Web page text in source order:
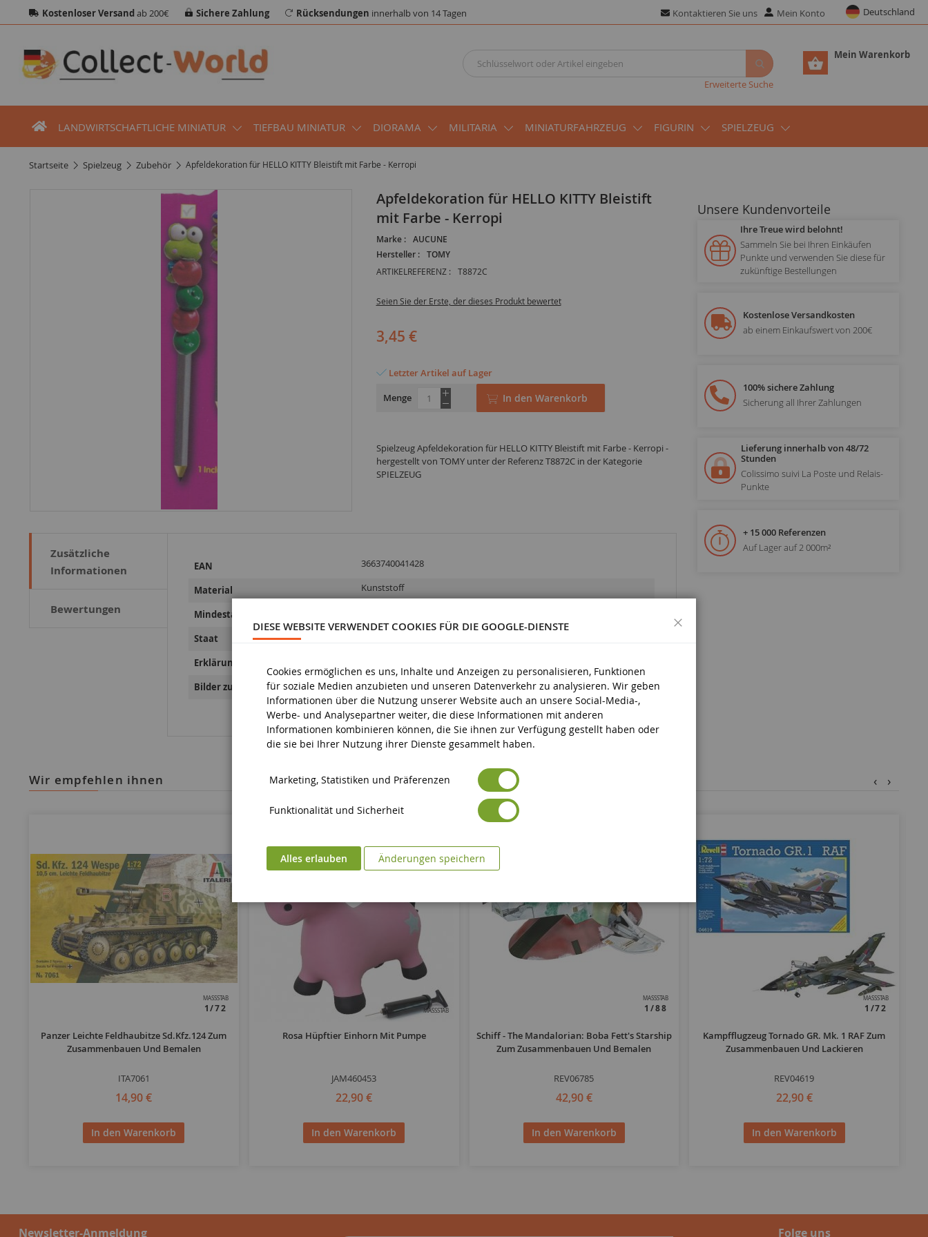
Kostenloser Versandab 200€ Sichere Zahlung Rücksendungen innerhalb von 14 Tagen Kontaktieren Sie uns Mein Konto Deutschland
Mein Warenkorb
Erweiterte Suche
LANDWIRTSCHAFTLICHE MINIATUR TIEFBAU MINIATUR DIORAMA MILITARIA MINIATURFAHRZEUG FIGURIN SPIELZEUG
startseite spielzeug zubehör Apfeldekoration für HELLO KITTY Bleistift mit Farbe - Kerropi
Apfeldekoration für HELLO KITTY Bleistift
mit Farbe - Kerropi
Marke :
AUCUNE
Hersteller :
TOMY
ARTIKELREFERENZ : T8872C
Seien Sie der Erste, der dieses Produkt bewertet
3,45 €
Letzter Artikel auf Lager
Menge
In den Warenkorb
Spielzeug Apfeldekoration für HELLO KITTY Bleistift mit Farbe - Kerropi -
hergestellt von TOMY unter der Referenz T8872C in der Kategorie
SPIELZEUG
Zusätzliche
Informationen
Bewertungen
Informationen
EAN 3663740041428
Material Kunststoff
Mindestalter
Staat
Erklärungen zur Produktsicherheit
Bilder zur Produktsicherheit Marquage CE
Unsere Kundenvorteile
Ihre Treue wird belohnt!
Sammeln Sie bei Ihren Einkäufen
Punkte und verwenden Sie diese für
zukünftige Bestellungen
Kostenlose Versandkosten
ab einem Einkaufswert von 200€
100% sichere Zahlung
Sicherung all Ihrer Zahlungen
Lieferung innerhalb von 48/72
Stunden
Colissimo suivi La Poste und Relais-
Punkte
+ 15 000 Referenzen
Auf Lager auf 2 000m²
wir empfehlen ihnen
MASSSTAB
1/72
Panzer Leichte Feldhaubitze Sd.Kfz.124 Zum
Zusammenbauen Und Bemalen
ITA7061
14,90 €
In den Warenkorb
MASSSTAB
Rosa Hüpftier Einhorn Mit Pumpe
JAM460453
22,90 €
In den Warenkorb
MASSSTAB
1/88
Schiff - The Mandalorian: Boba Fett's Starship
Zum Zusammenbauen Und Bemalen
REV06785
42,90 €
In den Warenkorb
MASSSTAB
1/72
Kampfflugzeug Tornado GR. Mk. 1 RAF Zum
Zusammenbauen Und Lackieren
REV04619
22,90 €
In den Warenkorb
‹ ›
Newsletter-Anmeldung Folge uns
DIESE WEBSITE VERWENDET COOKIES FÜR DIE GOOGLE-DIENSTE
Cookies ermöglichen es uns, Inhalte und Anzeigen zu personalisieren, Funktionen
für soziale Medien anzubieten und unseren Datenverkehr zu analysieren. Wir geben
Informationen über die Nutzung unserer Website auch an unsere Social-Media-,
Werbe- und Analysepartner weiter, die diese Informationen mit anderen
Informationen kombinieren können, die Sie ihnen zur Verfügung gestellt haben oder
die sie bei Ihrer Nutzung ihrer Dienste gesammelt haben.
Marketing, Statistiken und Präferenzen
Funktionalität und Sicherheit
Alles erlauben Änderungen speichern